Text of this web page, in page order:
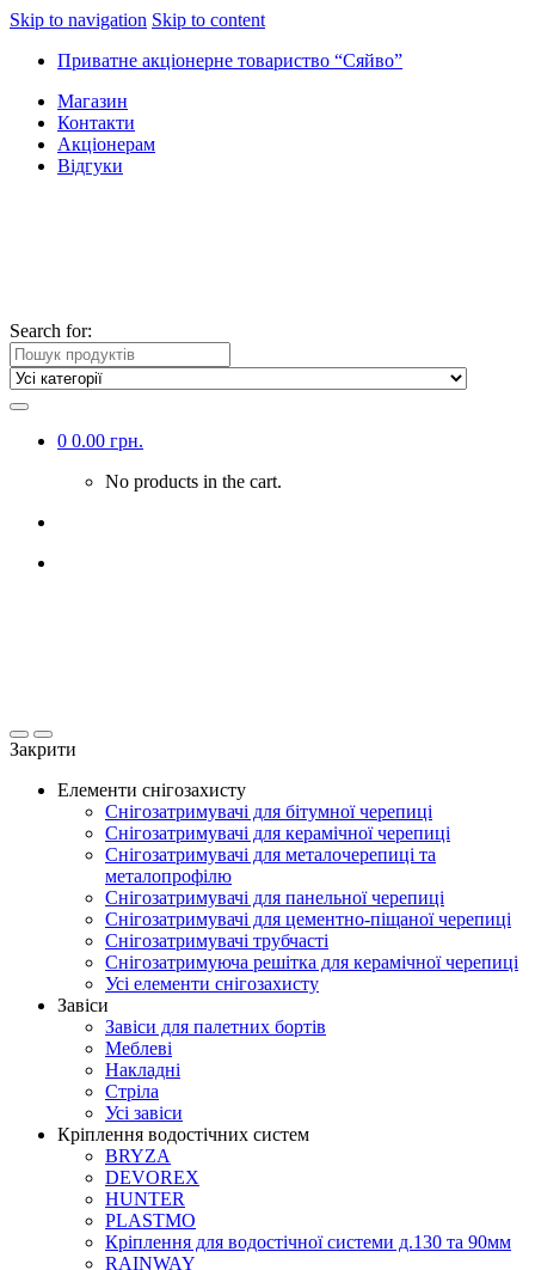
Skip to navigation Skip to content
Приватне акціонерне товариство “Сяйво”
Магазин
Контакти
Акціонерам
Відгуки
Search for:
0 0.00 грн.
No products in the cart.
Закрити
Елементи снігозахисту
Снігозатримувачі для бітумної черепиці
Снігозатримувачі для керамічної черепиці
Снігозатримувачі для металочерепиці та
металопрофілю
Снігозатримувачі для панельної черепиці
Снігозатримувачі для цементно-піщаної черепиці
Снігозатримувачі трубчасті
Снігозатримуюча решітка для керамічної черепиці
Усі елементи снігозахисту
Завіси
Завіси для палетних бортів
Меблеві
Накладні
Стріла
Усі завіси
Кріплення водостічних систем
BRYZA
DEVOREX
HUNTER
PLASTMO
Кріплення для водостічної системи д.130 та 90мм
RAINWAY